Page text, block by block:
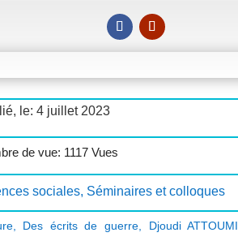
le: 4 juillet 2023
de vue: 1117 Vues
sociales, Séminaires et colloques
, Des écrits de guerre, Djoudi ATTOUMI